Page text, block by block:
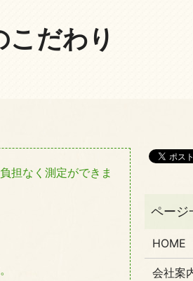
だわり
担なく測定ができま
HOME
会社案